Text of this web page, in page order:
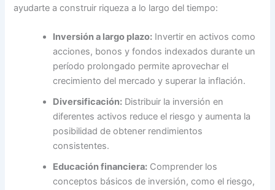
ayudarte a construir riqueza a lo largo del tiempo:
Inversión a largo plazo: Invertir en activos como
acciones, bonos y fondos indexados durante un
período prolongado permite aprovechar el
crecimiento del mercado y superar la inflación.
Diversificación: Distribuir la inversión en
diferentes activos reduce el riesgo y aumenta la
posibilidad de obtener rendimientos
consistentes.
Educación financiera: Comprender los
conceptos básicos de inversión, como el riesgo,